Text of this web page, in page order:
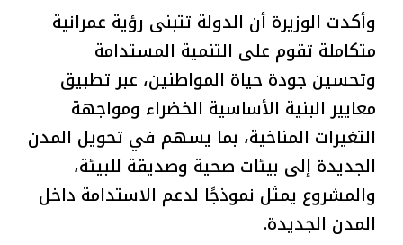
وأكدت الوزيرة أن الدولة تتبنى رؤية عمرانية
متكاملة تقوم على التنمية المستدامة
وتحسين جودة حياة المواطنين، عبر تطبيق
معايير البنية الأساسية الخضراء ومواجهة
التغيرات المناخية، بما يسهم في تحويل المدن
الجديدة إلى بيئات صحية وصديقة للبيئة،
والمشروع يمثل نموذجًا لدعم الاستدامة داخل
المدن الجديدة.